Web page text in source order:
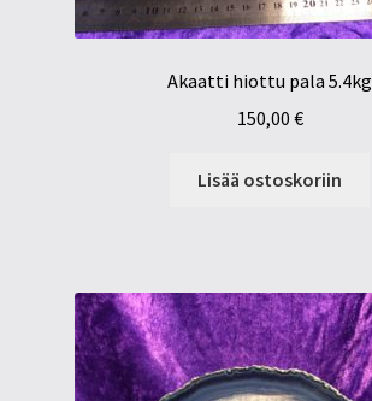
Akaatti hiottu pala 5.4kg
150,00 €
Lisää ostoskoriin